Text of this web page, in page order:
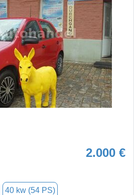
2.000 €
40 kw (54 PS)